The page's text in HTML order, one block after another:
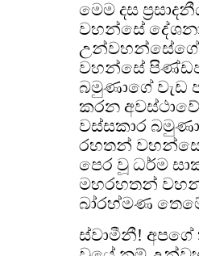
මෙම දස
වහන්සේ
උන්වහන්සේගේ
වහන්සේ
බමුණාගේ වැඩ
කරන
වස්සකාර
රහතන් වහන්සේ
පෙර වූ ධර්ම
මහරහතන්
බා‍්‍රහ්මණ
ස්වාමීනී!